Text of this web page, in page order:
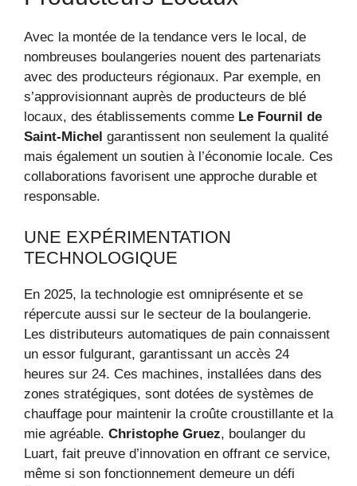
Avec la montée de la tendance vers le local, de
nombreuses boulangeries nouent des partenariats
avec des producteurs régionaux. Par exemple, en
s’approvisionnant auprès de producteurs de blé
locaux, des établissements comme Le Fournil de
Saint-Michel garantissent non seulement la qualité
mais également un soutien à l’économie locale. Ces
collaborations favorisent une approche durable et
responsable.
UNE EXPÉRIMENTATION
TECHNOLOGIQUE
En 2025, la technologie est omniprésente et se
répercute aussi sur le secteur de la boulangerie.
Les distributeurs automatiques de pain connaissent
un essor fulgurant, garantissant un accès 24
heures sur 24. Ces machines, installées dans des
zones stratégiques, sont dotées de systèmes de
chauffage pour maintenir la croûte croustillante et la
mie agréable. Christophe Gruez, boulanger du
Luart, fait preuve d’innovation en offrant ce service,
même si son fonctionnement demeure un défi